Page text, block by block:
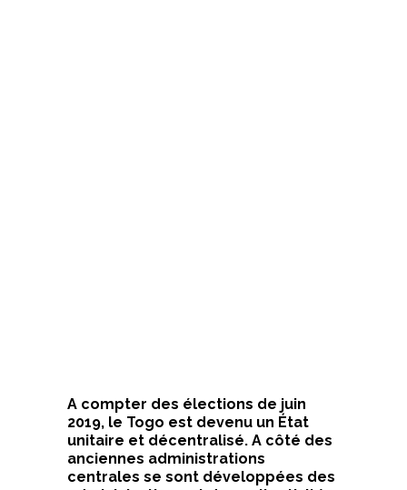
A compter des élections de juin
2019, le Togo est devenu un État
unitaire et décentralisé. A côté des
anciennes administrations
centrales se sont développées des